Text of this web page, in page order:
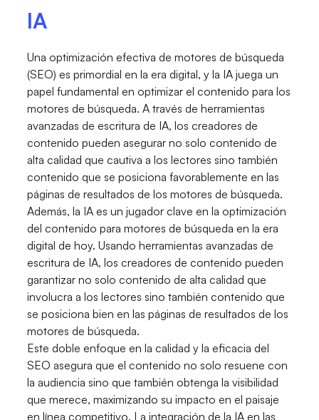
IA
Una optimización efectiva de motores de búsqueda
(SEO) es primordial en la era digital, y la IA juega un
papel fundamental en optimizar el contenido para los
motores de búsqueda. A través de herramientas
avanzadas de escritura de IA, los creadores de
contenido pueden asegurar no solo contenido de
alta calidad que cautiva a los lectores sino también
contenido que se posiciona favorablemente en las
páginas de resultados de los motores de búsqueda.
Además, la IA es un jugador clave en la optimización
del contenido para motores de búsqueda en la era
digital de hoy. Usando herramientas avanzadas de
escritura de IA, los creadores de contenido pueden
garantizar no solo contenido de alta calidad que
involucra a los lectores sino también contenido que
se posiciona bien en las páginas de resultados de los
motores de búsqueda.
Este doble enfoque en la calidad y la eficacia del
SEO asegura que el contenido no solo resuene con
la audiencia sino que también obtenga la visibilidad
que merece, maximizando su impacto en el paisaje
en línea competitivo. La integración de la IA en las